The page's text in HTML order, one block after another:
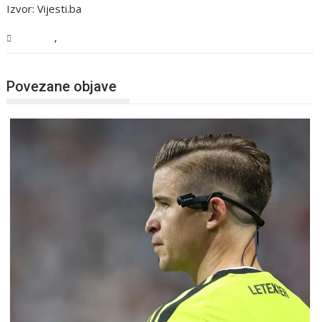
Izvor: Vijesti.ba
,
Povezane objave